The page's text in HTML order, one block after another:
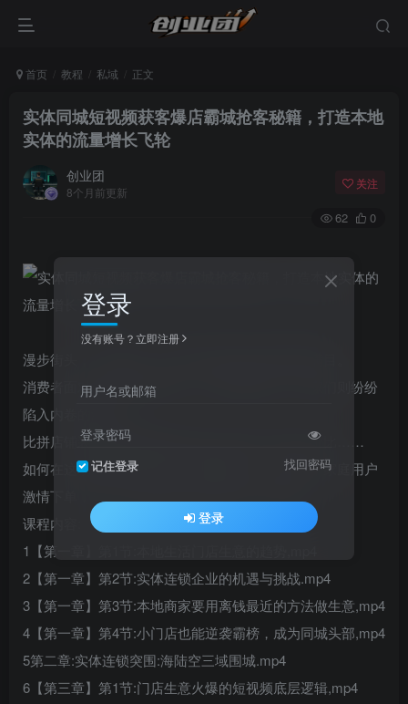
首页 教程 私域 正文
实体同城短视频获客爆店霸城抢客秘籍，打造本地
实体的流量增长飞轮
创业团
8个月前更新
关注
62 0
漫步街头，不难发现，各式各样的家纺店铺琳琅满目。
消费者面对丰富多样的选择，往往眼花缭乱，商家们则纷纷
陷入内卷的漩涡——
比拼店铺装潢的温馨度服务的贴心程度产品的性价比……
如何在这场激烈的同行竞争中脱颖而出，吸引万千家庭用户
激情下单，成为了困扰家纺业老板们的共同难题。
课程内容:
1【第一章】第1节:本地生活门店生意的趋势,mp4
2【第一章】第2节:实体连锁企业的机遇与挑战.mp4
3【第一章】第3节:本地商家要用离钱最近的方法做生意,mp4
4【第一章】第4节:小门店也能逆袭霸榜，成为同城头部,mp4
5第二章:实体连锁突围:海陆空三域围城.mp4
6【第三章】第1节:门店生意火爆的短视频底层逻辑,mp4
登录
没有账号？立即注册
用户名或邮箱
登录密码
记住登录 找回密码
登录